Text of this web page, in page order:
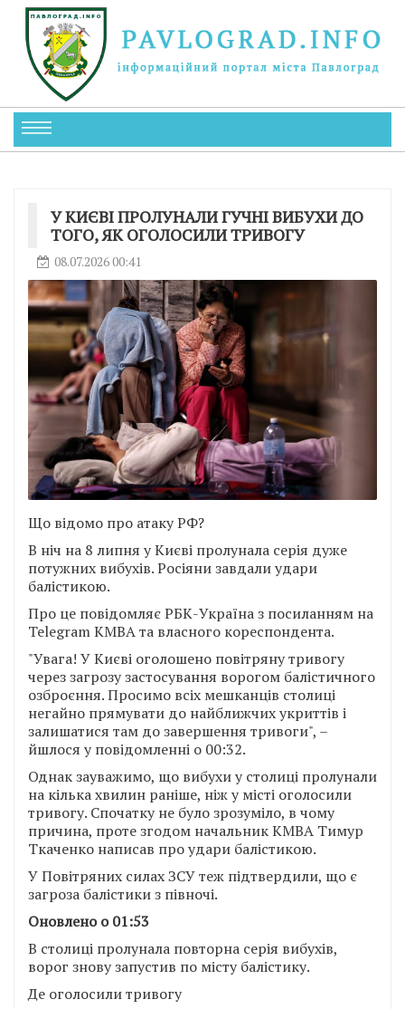
У КИЄВІ ПРОЛУНАЛИ ГУЧНІ ВИБУХИ ДО
ТОГО, ЯК ОГОЛОСИЛИ ТРИВОГУ
08.07.2026 00:41
Що відомо про атаку РФ?
В ніч на 8 липня у Києві пролунала серія дуже
потужних вибухів. Росіяни завдали удари
балістикою.
Про це повідомляє РБК-Україна з посиланням на
Telegram КМВА та власного кореспондента.
"Увага! У Києві оголошено повітряну тривогу
через загрозу застосування ворогом балістичного
озброєння. Просимо всіх мешканців столиці
негайно прямувати до найближчих укриттів і
залишатися там до завершення тривоги", –
йшлося у повідомленні о 00:32.
Однак зауважимо, що вибухи у столиці пролунали
на кілька хвилин раніше, ніж у місті оголосили
тривогу. Спочатку не було зрозуміло, в чому
причина, проте згодом начальник КМВА Тимур
Ткаченко написав про удари балістикою.
У Повітряних силах ЗСУ теж підтвердили, що є
загроза балістики з півночі.
Оновлено о 01:53
В столиці пролунала повторна серія вибухів,
ворог знову запустив по місту балістику.
Де оголосили тривогу